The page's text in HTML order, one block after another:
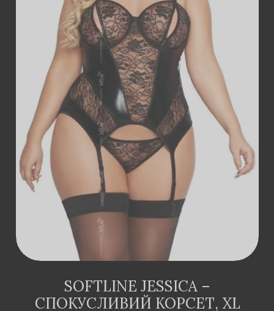
ДОДАТИ В
КОШИК
SOFTLINE JESSICA –
СПОКУСЛИВИЙ КОРСЕТ, XL